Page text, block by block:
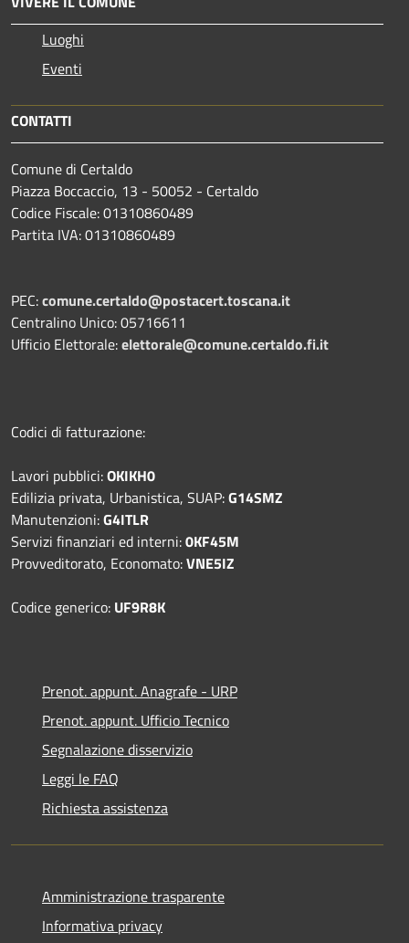
Luoghi
Eventi
CONTATTI
Comune di Certaldo
Piazza Boccaccio, 13 - 50052 - Certaldo
Codice Fiscale: 01310860489
Partita IVA: 01310860489
PEC:comune.certaldo@postacert.toscana.it
Centralino Unico: 05716611
Ufficio Elettorale:elettorale@comune.certaldo.fi.it
Codici di fatturazione:
Lavori pubblici:OKIKH0
Edilizia privata, Urbanistica, SUAP:G14SMZ
Manutenzioni:G4ITLR
Servizi finanziari ed interni:0KF45M
Provveditorato, Economato:VNE5IZ
Codice generico: UF9R8K
Prenot. appunt. Anagrafe - URP
Prenot. appunt. Ufficio Tecnico
Segnalazione disservizio
Leggi le FAQ
Richiesta assistenza
Amministrazione trasparente
Informativa privacy